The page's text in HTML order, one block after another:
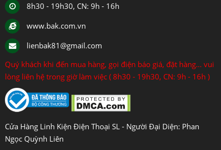
8h30 - 19h30, CN: 9h - 16h
www.bak.com.vn
lienbak81@gmail.com
Quý khách khi đến mua hàng, gọi điện báo giá, đặt hàng... vui
lòng liên hệ trong giờ làm việc ( 8h30 - 19h30, CN: 9h - 16h )
Cửa Hàng Linh Kiện Điện Thoại SL - Người Đại Diện: Phan
Ngọc Quỳnh Liên